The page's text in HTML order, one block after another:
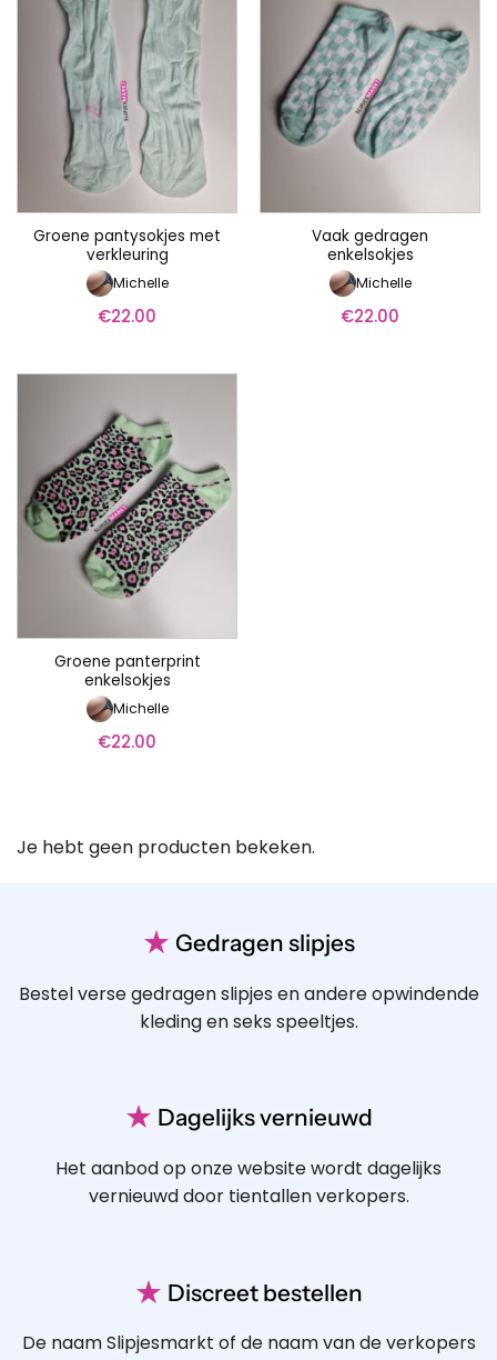
Groene pantysokjes met
verkleuring
Michelle
€22.00
Vaak gedragen
enkelsokjes
Michelle
€22.00
Groene panterprint
enkelsokjes
Michelle
€22.00
Je hebt geen producten bekeken.
★ Gedragen slipjes
Bestel verse gedragen slipjes en andere opwindende
kleding en seks speeltjes.
★ Dagelijks vernieuwd
Het aanbod op onze website wordt dagelijks
vernieuwd door tientallen verkopers.
★ Discreet bestellen
De naam Slipjesmarkt of de naam van de verkopers